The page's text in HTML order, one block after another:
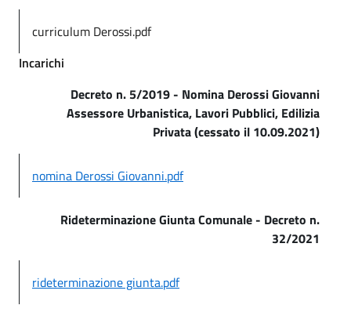
curriculum Derossi.pdf
Incarichi
Decreto n. 5/2019 - Nomina Derossi Giovanni
Assessore Urbanistica, Lavori Pubblici, Edilizia
Privata (cessato il 10.09.2021)
nomina Derossi Giovanni.pdf
Rideterminazione Giunta Comunale - Decreto n.
32/2021
rideterminazione giunta.pdf